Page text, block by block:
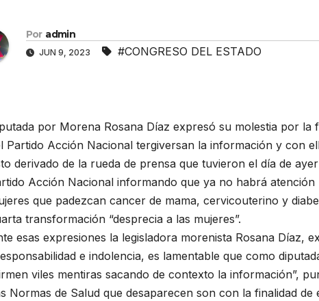
Por admin
JUN 9, 2023 #CONGRESO DEL ESTADO
por Morena Rosana Díaz expresó su molestia por la
Partido Acción Nacional tergiversan la información y con
derivado de la rueda de prensa que tuvieron el día de
Acción Nacional informando que ya no habrá
que padezcan cancer de mama, cervicouterino y
transformación “desprecia a las mujeres”.
esas expresiones la legisladora morenista Rosana Díaz,
e indolencia, es lamentable que como
viles mentiras sacando de contexto la información”,
Normas de Salud que desaparecen son con la finalidad